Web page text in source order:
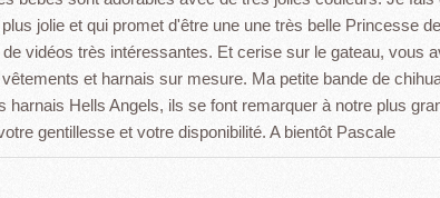
jolie et qui promet d'être une une très belle Princesse
vidéos très intéressantes. Et cerise sur le gateau, vous
et harnais sur mesure. Ma petite bande de
harnais Hells Angels, ils se font remarquer à notre plus
gentillesse et votre disponibilité. A bientôt Pascale